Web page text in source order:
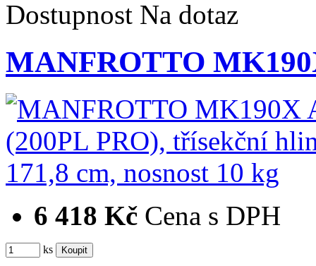
Dostupnost Na dotaz
MANFROTTO
6 418 Kč Cena s DPH
ks